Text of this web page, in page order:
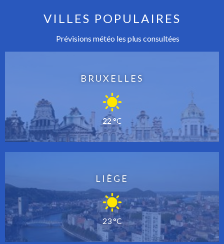
VILLES POPULAIRES
Prévisions météo les plus consultées
BRUXELLES
22 °C
LIÈGE
23 °C